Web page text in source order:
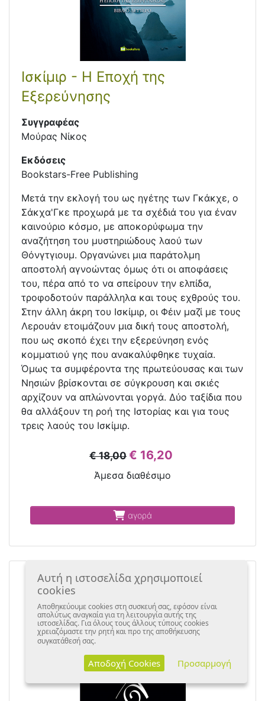
Ισκίμιρ - Η Εποχή της
Εξερεύνησης
Συγγραφέας
Μούρας Νίκος
Εκδόσεις
Bookstars-Free Publishing
Μετά την εκλογή του ως ηγέτης των Γκάκχε, ο
Σάκχα'Γκε προχωρά με τα σχέδιά του για έναν
καινούριο κόσμο, με αποκορύφωμα την
αναζήτηση του μυστηριώδους λαού των
Θόνγτγιουμ. Οργανώνει μια παράτολμη
αποστολή αγνοώντας όμως ότι οι αποφάσεις
του, πέρα από το να σπείρουν την ελπίδα,
τροφοδοτούν παράλληλα και τους εχθρούς του.
Στην άλλη άκρη του Ισκίμιρ, οι Φέιν μαζί με τους
Λερουάν ετοιμάζουν μια δική τους αποστολή,
που ως σκοπό έχει την εξερεύνηση ενός
κομματιού γης που ανακαλύφθηκε τυχαία.
Όμως τα συμφέροντα της πρωτεύουσας και των
Νησιών βρίσκονται σε σύγκρουση και σκιές
αρχίζουν να απλώνονται γοργά. Δύο ταξίδια που
θα αλλάξουν τη ροή της Ιστορίας και για τους
τρεις λαούς του Ισκίμιρ.
€ 18,00 € 16,20
Άμεσα διαθέσιμο
αγορά
Αυτή η ιστοσελίδα χρησιμοποιεί
cookies
Αποθηκεύουμε cookies στη συσκευή σας, εφόσον είναι
απολύτως αναγκαία για τη λειτουργία αυτής της
ιστοσελίδας. Για όλους τους άλλους τύπους cookies
χρειαζόμαστε την ρητή και προ της αποθήκευσης
συγκατάθεσή σας.
Αποδοχή Cookies Προσαρμογή